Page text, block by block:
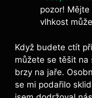
pozor!
vlhkost
Když budete ctít
můžete se těšit na
brzy na jaře.
se mi podařilo